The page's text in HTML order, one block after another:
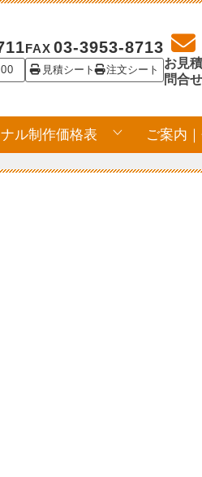
FAX 03-3953-8713
見積シート 注文シート
お見積
問合せ
ル制作価格表 ご案内